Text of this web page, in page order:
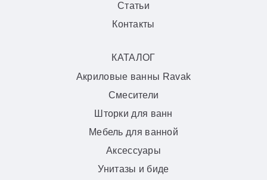
Статьи
Контакты
КАТАЛОГ
Акриловые ванны Ravak
Смесители
Шторки для ванн
Мебель для ванной
Аксессуары
Унитазы и биде